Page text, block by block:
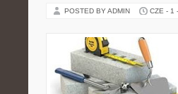
POSTED BY ADMIN CZE - 1